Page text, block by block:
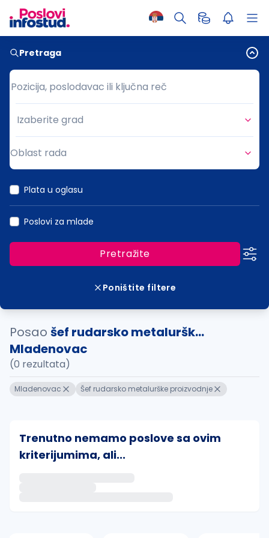
Pretraga
Pozicija, poslodavac ili ključna reč
Pozicija, poslodavac ili ključna reč
Grad
Izaberite grad
Oblast rada
Plata u oglasu
Poslovi za mlade
Pretražite
Poništite filtere
Posao šef rudarsko metaluršk...
Mladenovac
(0 rezultata)
Mladenovac Šef rudarsko metalurške proizvodnje
Trenutno nemamo poslove sa ovim
kriterijumima, ali...